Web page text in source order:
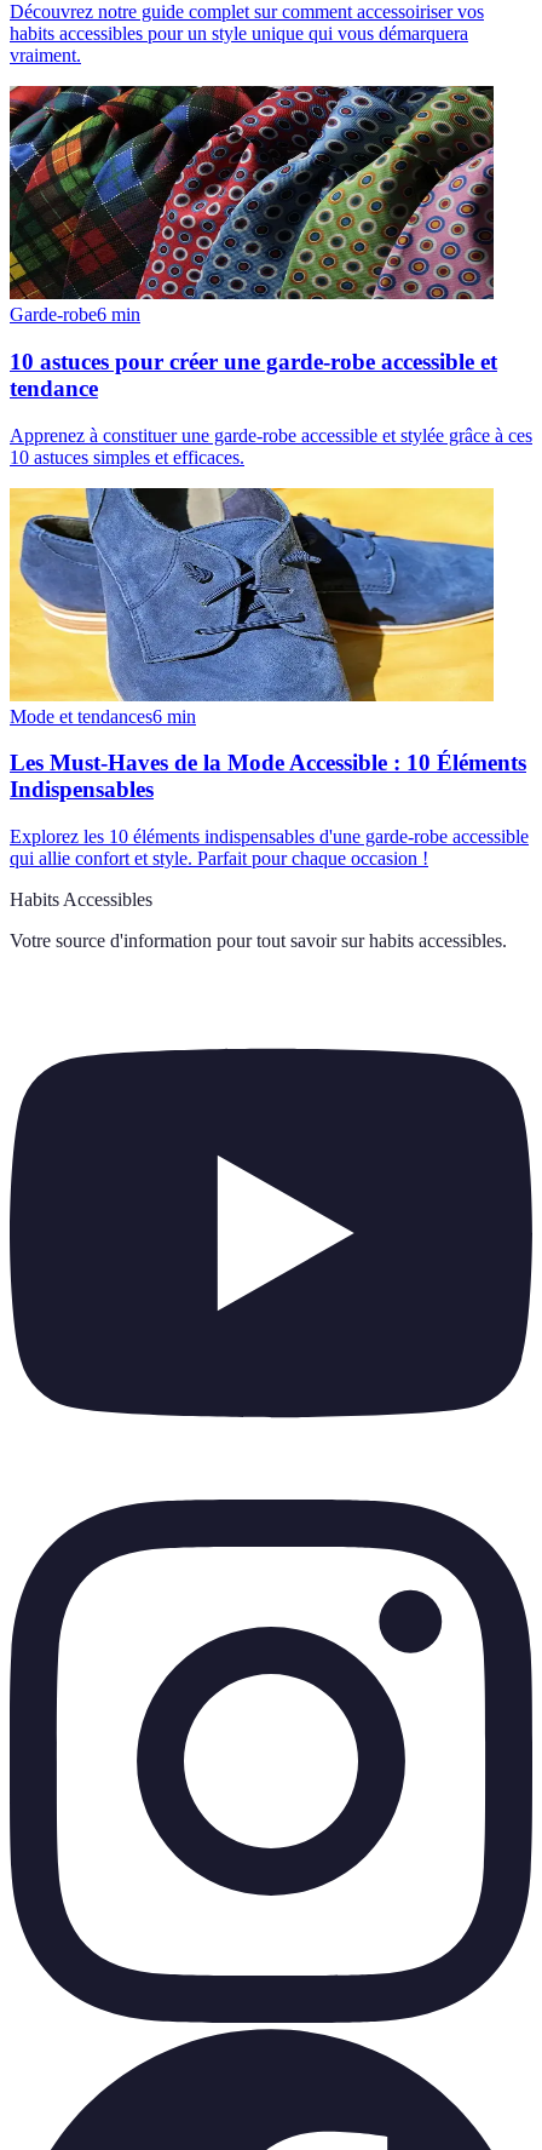
Découvrez notre guide complet sur comment accessoiriser vos
habits accessibles pour un style unique qui vous démarquera
vraiment.
Garde-robe6 min
10 astuces pour créer une garde-robe accessible et
tendance
Apprenez à constituer une garde-robe accessible et stylée grâce à ces
10 astuces simples et efficaces.
Mode et tendances6 min
Les Must-Haves de la Mode Accessible : 10 Éléments
Indispensables
Explorez les 10 éléments indispensables d'une garde-robe accessible
qui allie confort et style. Parfait pour chaque occasion !
Habits Accessibles
Votre source d'information pour tout savoir sur habits accessibles.